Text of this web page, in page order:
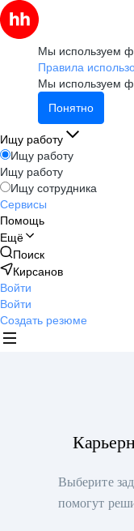
Мы используем
Правила
Мы используем
Понятно
Ищу работу
Ищу работу
Ищу работу
Ищу сотрудника
Сервисы
Помощь
Ещё
Поиск
Кирсанов
Войти
Войти
Создать резюме
Выберите
помогут